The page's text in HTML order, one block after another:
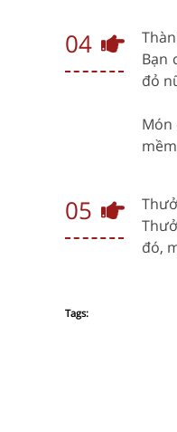
04
Bạn
đỏ
Món
05
đó,
Tags: